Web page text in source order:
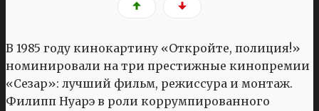
В 1985 году кинокартину «Откройте, полиция!»
номинировали на три престижные кинопремии
«Сезар»: лучший фильм, режиссура и монтаж.
Филипп Нуарэ в роли коррумпированного